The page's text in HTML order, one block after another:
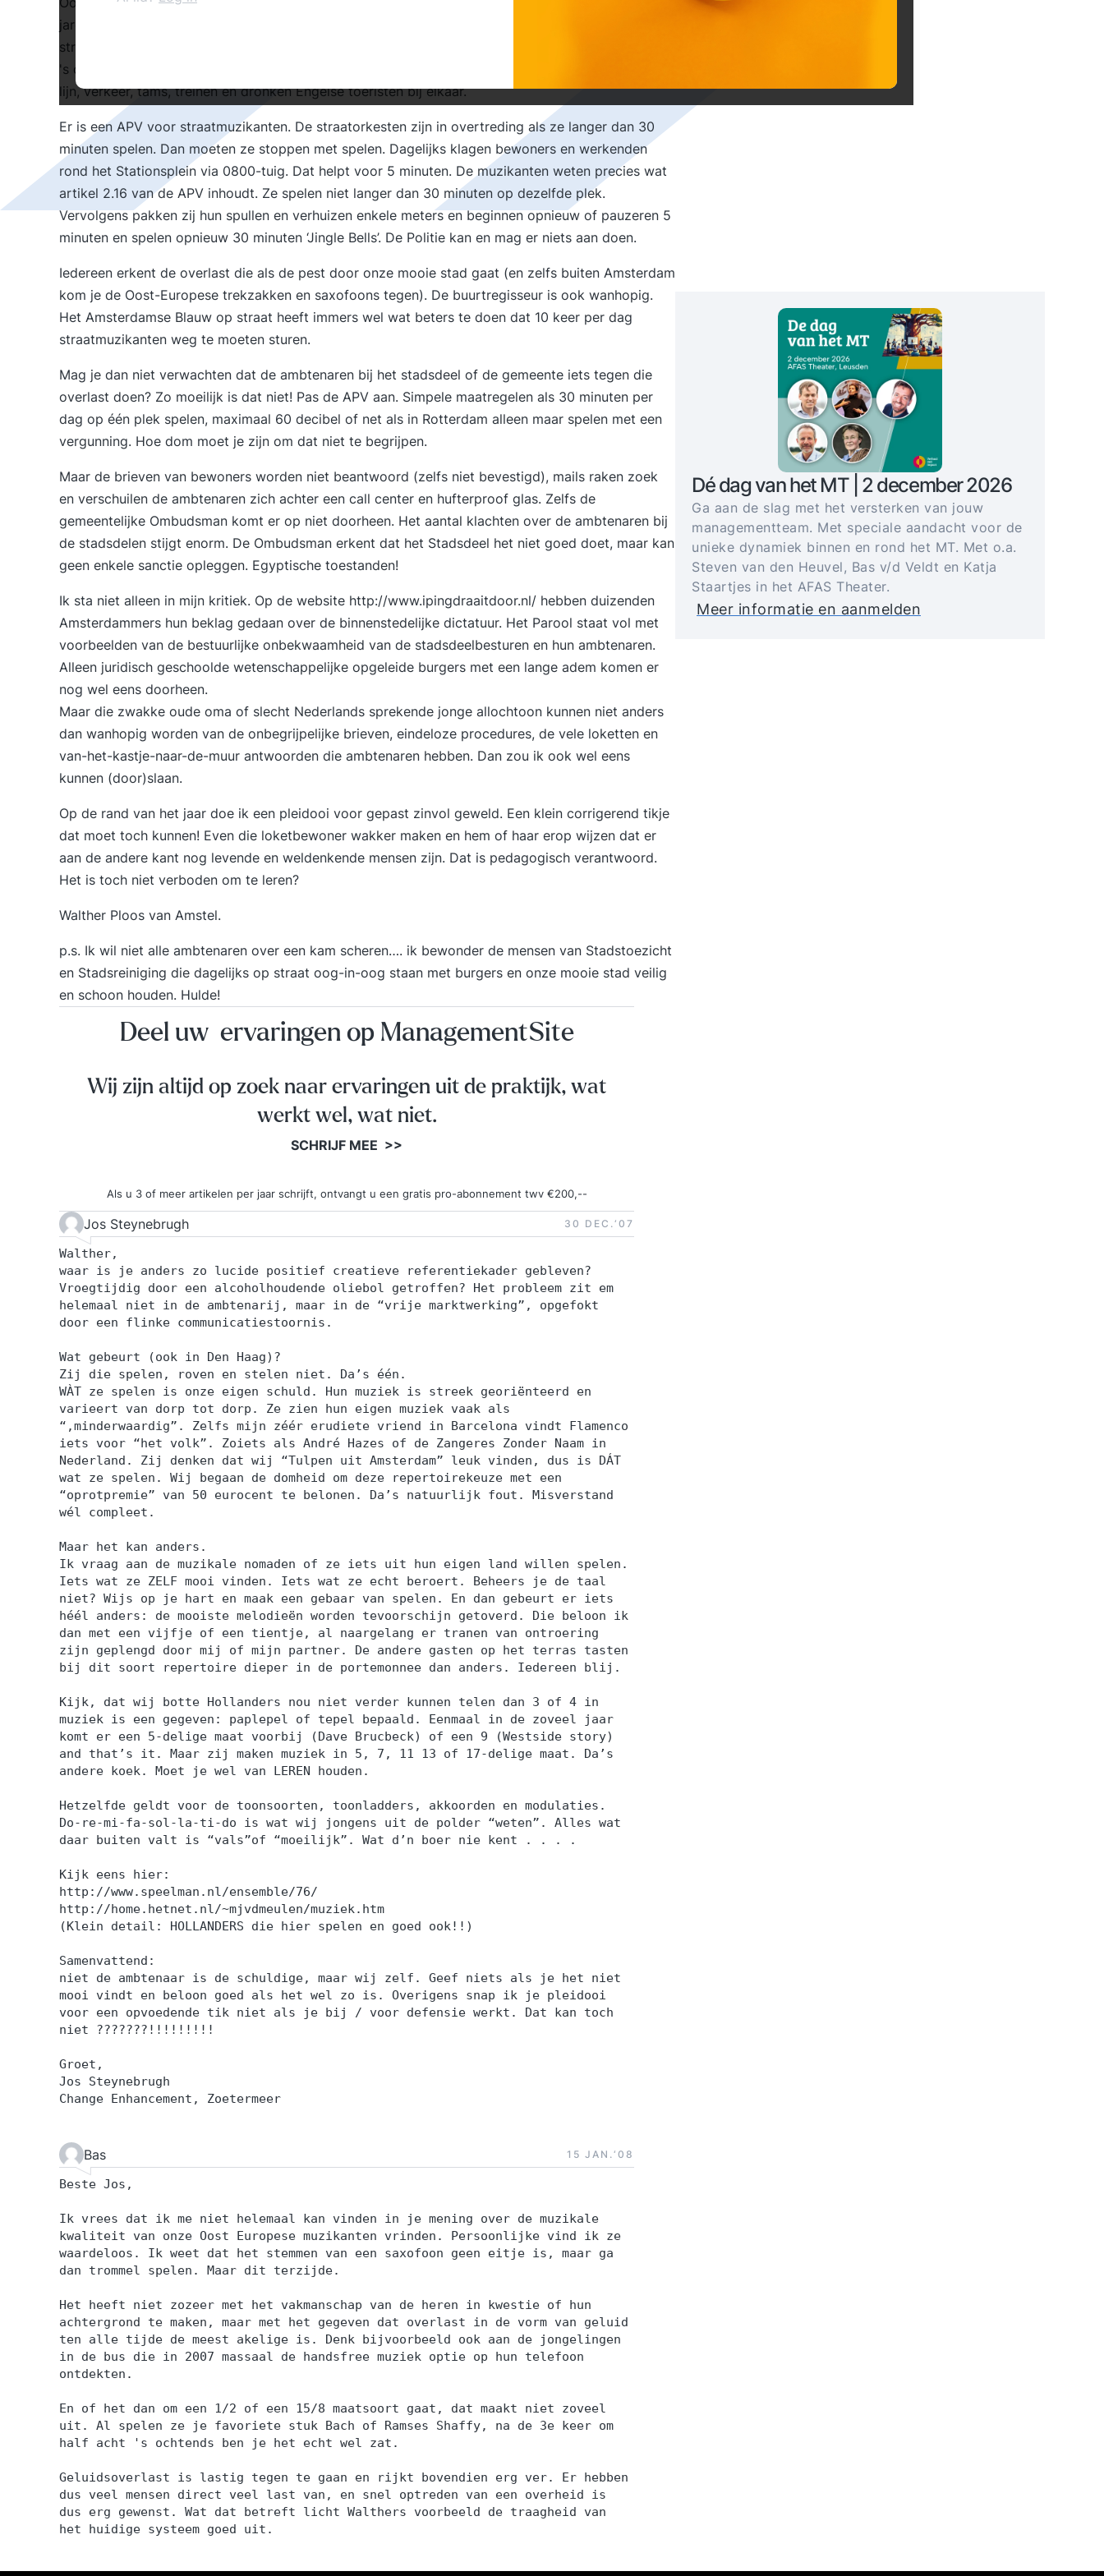
jaren met plezier tegenover het Centraal Station. Meer dan een jaar lang nu bevolken Roemeense
straatmuzikanten het stationsplein. Van 's ochtends vroeg tot 's avonds laat. Vaak al om half acht
's ochtends. Het indringende gejammer is erger dan alle overlast van de bouw van de Noord-Zuid-
lijn, verkeer, tams, treinen en dronken Engelse toeristen bij elkaar.
Er is een APV voor straatmuzikanten. De straatorkesten zijn in overtreding als ze langer dan 30
minuten spelen. Dan moeten ze stoppen met spelen. Dagelijks klagen bewoners en werkenden
rond het Stationsplein via 0800-tuig. Dat helpt voor 5 minuten. De muzikanten weten precies wat
artikel 2.16 van de APV inhoudt. Ze spelen niet langer dan 30 minuten op dezelfde plek.
Vervolgens pakken zij hun spullen en verhuizen enkele meters en beginnen opnieuw of pauzeren 5
minuten en spelen opnieuw 30 minuten ‘Jingle Bells’. De Politie kan en mag er niets aan doen.
Iedereen erkent de overlast die als de pest door onze mooie stad gaat (en zelfs buiten Amsterdam
kom je de Oost-Europese trekzakken en saxofoons tegen). De buurtregisseur is ook wanhopig.
Het Amsterdamse Blauw op straat heeft immers wel wat beters te doen dat 10 keer per dag
straatmuzikanten weg te moeten sturen.
Mag je dan niet verwachten dat de ambtenaren bij het stadsdeel of de gemeente iets tegen die
overlast doen? Zo moeilijk is dat niet! Pas de APV aan. Simpele maatregelen als 30 minuten per
dag op één plek spelen, maximaal 60 decibel of net als in Rotterdam alleen maar spelen met een
vergunning. Hoe dom moet je zijn om dat niet te begrijpen.
Maar de brieven van bewoners worden niet beantwoord (zelfs niet bevestigd), mails raken zoek
en verschuilen de ambtenaren zich achter een call center en hufterproof glas. Zelfs de
gemeentelijke Ombudsman komt er op niet doorheen. Het aantal klachten over de ambtenaren bij
de stadsdelen stijgt enorm. De Ombudsman erkent dat het Stadsdeel het niet goed doet, maar kan
geen enkele sanctie opleggen. Egyptische toestanden!
Ik sta niet alleen in mijn kritiek. Op de website http://www.ipingdraaitdoor.nl/ hebben duizenden
Amsterdammers hun beklag gedaan over de binnenstedelijke dictatuur. Het Parool staat vol met
voorbeelden van de bestuurlijke onbekwaamheid van de stadsdeelbesturen en hun ambtenaren.
Alleen juridisch geschoolde wetenschappelijke opgeleide burgers met een lange adem komen er
nog wel eens doorheen.
Maar die zwakke oude oma of slecht Nederlands sprekende jonge allochtoon kunnen niet anders
dan wanhopig worden van de onbegrijpelijke brieven, eindeloze procedures, de vele loketten en
van-het-kastje-naar-de-muur antwoorden die ambtenaren hebben. Dan zou ik ook wel eens
kunnen (door)slaan.
Op de rand van het jaar doe ik een pleidooi voor gepast zinvol geweld. Een klein corrigerend tikje
dat moet toch kunnen! Even die loketbewoner wakker maken en hem of haar erop wijzen dat er
aan de andere kant nog levende en weldenkende mensen zijn. Dat is pedagogisch verantwoord.
Het is toch niet verboden om te leren?
Walther Ploos van Amstel.
p.s. Ik wil niet alle ambtenaren over een kam scheren…. ik bewonder de mensen van Stadstoezicht
en Stadsreiniging die dagelijks op straat oog-in-oog staan met burgers en onze mooie stad veilig
en schoon houden. Hulde!
Dé dag van het MT | 2 december 2026
Ga aan de slag met het versterken van jouw
managementteam. Met speciale aandacht voor de
unieke dynamiek binnen en rond het MT. Met o.a.
Steven van den Heuvel, Bas v/d Veldt en Katja
Staartjes in het AFAS Theater.
Meer informatie en aanmelden
Deel uw ervaringen op ManagementSite
Wij zijn altijd op zoek naar ervaringen uit de praktijk, wat
werkt wel, wat niet.
SCHRIJF MEE >>
Als u 3 of meer artikelen per jaar schrijft, ontvangt u een gratis pro-abonnement twv €200,--
Jos Steynebrugh 30 DEC.‘07
Walther,
waar is je anders zo lucide positief creatieve referentiekader gebleven?
Vroegtijdig door een alcoholhoudende oliebol getroffen? Het probleem zit em
helemaal niet in de ambtenarij, maar in de “vrije marktwerking”, opgefokt
door een flinke communicatiestoornis.
Wat gebeurt (ook in Den Haag)?
Zij die spelen, roven en stelen niet. Da’s één.
WÀT ze spelen is onze eigen schuld. Hun muziek is streek georiënteerd en
varieert van dorp tot dorp. Ze zien hun eigen muziek vaak als
“,minderwaardig”. Zelfs mijn zéér erudiete vriend in Barcelona vindt Flamenco
iets voor “het volk”. Zoiets als André Hazes of de Zangeres Zonder Naam in
Nederland. Zij denken dat wij “Tulpen uit Amsterdam” leuk vinden, dus is DÁT
wat ze spelen. Wij begaan de domheid om deze repertoirekeuze met een
“oprotpremie” van 50 eurocent te belonen. Da’s natuurlijk fout. Misverstand
wél compleet.
Maar het kan anders.
Ik vraag aan de muzikale nomaden of ze iets uit hun eigen land willen spelen.
Iets wat ze ZELF mooi vinden. Iets wat ze echt beroert. Beheers je de taal
niet? Wijs op je hart en maak een gebaar van spelen. En dan gebeurt er iets
héél anders: de mooiste melodieën worden tevoorschijn getoverd. Die beloon ik
dan met een vijfje of een tientje, al naargelang er tranen van ontroering
zijn geplengd door mij of mijn partner. De andere gasten op het terras tasten
bij dit soort repertoire dieper in de portemonnee dan anders. Iedereen blij.
Kijk, dat wij botte Hollanders nou niet verder kunnen telen dan 3 of 4 in
muziek is een gegeven: paplepel of tepel bepaald. Eenmaal in de zoveel jaar
komt er een 5-delige maat voorbij (Dave Brucbeck) of een 9 (Westside story)
and that’s it. Maar zij maken muziek in 5, 7, 11 13 of 17-delige maat. Da’s
andere koek. Moet je wel van LEREN houden.
Hetzelfde geldt voor de toonsoorten, toonladders, akkoorden en modulaties.
Do-re-mi-fa-sol-la-ti-do is wat wij jongens uit de polder “weten”. Alles wat
daar buiten valt is “vals”of “moeilijk”. Wat d’n boer nie kent . . . .
Kijk eens hier:
http://www.speelman.nl/ensemble/76/
http://home.hetnet.nl/~mjvdmeulen/muziek.htm
(Klein detail: HOLLANDERS die hier spelen en goed ook!!)
Samenvattend:
niet de ambtenaar is de schuldige, maar wij zelf. Geef niets als je het niet
mooi vindt en beloon goed als het wel zo is. Overigens snap ik je pleidooi
voor een opvoedende tik niet als je bij / voor defensie werkt. Dat kan toch
niet ???????!!!!!!!!!
Groet,
Jos Steynebrugh
Change Enhancement, Zoetermeer
Bas 15 JAN.‘08
Beste Jos,
Ik vrees dat ik me niet helemaal kan vinden in je mening over de muzikale
kwaliteit van onze Oost Europese muzikanten vrinden. Persoonlijke vind ik ze
waardeloos. Ik weet dat het stemmen van een saxofoon geen eitje is, maar ga
dan trommel spelen. Maar dit terzijde.
Het heeft niet zozeer met het vakmanschap van de heren in kwestie of hun
achtergrond te maken, maar met het gegeven dat overlast in de vorm van geluid
ten alle tijde de meest akelige is. Denk bijvoorbeeld ook aan de jongelingen
in de bus die in 2007 massaal de handsfree muziek optie op hun telefoon
ontdekten.
En of het dan om een 1/2 of een 15/8 maatsoort gaat, dat maakt niet zoveel
uit. Al spelen ze je favoriete stuk Bach of Ramses Shaffy, na de 3e keer om
half acht 's ochtends ben je het echt wel zat.
Geluidsoverlast is lastig tegen te gaan en rijkt bovendien erg ver. Er hebben
dus veel mensen direct veel last van, en snel optreden van een overheid is
dus erg gewenst. Wat dat betreft licht Walthers voorbeeld de traagheid van
het huidige systeem goed uit.